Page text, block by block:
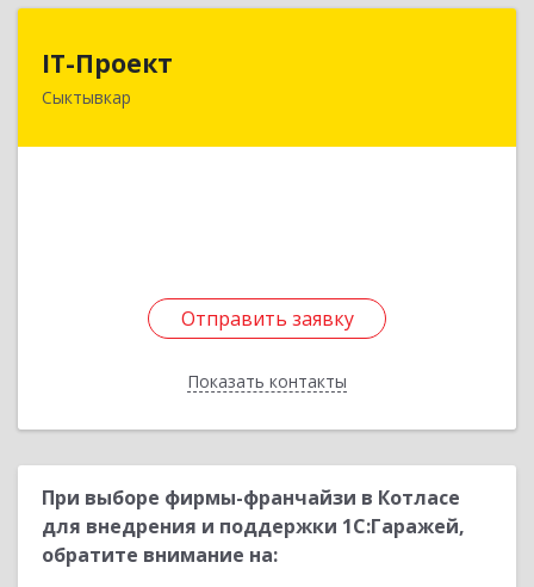
IT-Проект
Сыктывкар
Отправить заявку
Показать контакты
168220, Коми Респ, м.р-н Сыктывдинский , c.п.
Отправить заявку
Назад
При выборе фирмы-франчайзи в Котласе
для внедрения и поддержки 1С:Гаражей,
обратите внимание на: